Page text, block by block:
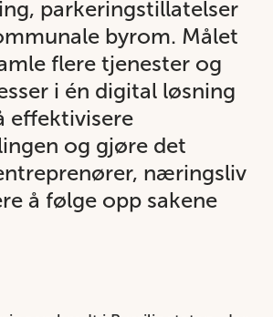
parkeringstillatelser
byrom. Målet
flere tjenester og
i én digital løsning
effektivisere
og gjøre det
næringsliv
å følge opp sakene